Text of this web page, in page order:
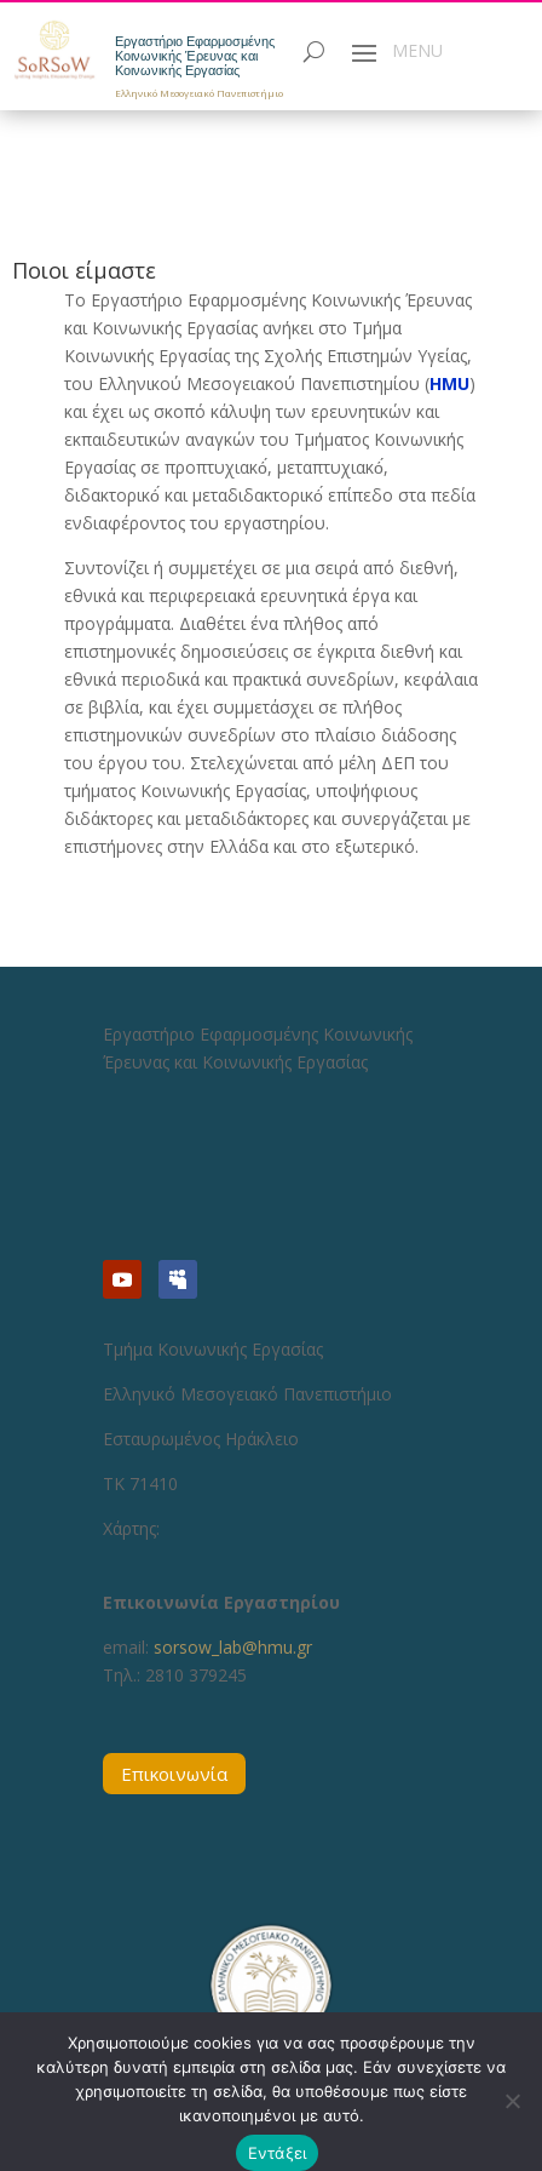
Εργαστήριο Εφαρμοσμένης
Κοινωνικής Έρευνας και
Κοινωνικής Εργασίας
Ελληνικό Μεσογειακό Πανεπιστήμιο
Ποιοι είμαστε
Το Εργαστήριο Εφαρμοσμένης Κοινωνικής Έρευνας
και Κοινωνικής Εργασίας ανήκει στο Τμήμα
Κοινωνικής Εργασίας της Σχολής Επιστημών Υγείας,
του Ελληνικού Μεσογειακού Πανεπιστημίου (HMU)
και έχει ως σκοπό κάλυψη των ερευνητικών και
εκπαιδευτικών αναγκών του Τμήματος Κοινωνικής
Εργασίας σε προπτυχιακό́, μεταπτυχιακό́,
διδακτορικό́ και μεταδιδακτορικό́ επίπεδο στα πεδία
ενδιαφέροντος του εργαστηρίου.
Συντονίζει ή συμμετέχει σε μια σειρά από διεθνή,
εθνικά και περιφερειακά ερευνητικά έργα και
προγράμματα. Διαθέτει ένα πλήθος από
επιστημονικές δημοσιεύσεις σε έγκριτα διεθνή και
εθνικά περιοδικά και πρακτικά συνεδρίων, κεφάλαια
σε βιβλία, και έχει συμμετάσχει σε πλήθος
επιστημονικών συνεδρίων στο πλαίσιο διάδοσης
του έργου του. Στελεχώνεται από μέλη ΔΕΠ του
τμήματος Κοινωνικής Εργασίας, υποψήφιους
διδάκτορες και μεταδιδάκτορες και συνεργάζεται με
επιστήμονες στην Ελλάδα και στο εξωτερικό.
Εργαστήριο Εφαρμοσμένης Κοινωνικής
Έρευνας και Κοινωνικής Εργασίας
Τμήμα Κοινωνικής Εργασίας
Ελληνικό Μεσογειακό Πανεπιστήμιο
Εσταυρωμένος Ηράκλειο
ΤΚ 71410
Χάρτης:
Επικοινωνία Εργαστηρίου
email: sorsow_lab@hmu.gr
Τηλ.: 2810 379245
Επικοινωνία
Copyright © 2020, ΕΛΜΕΠΑ Τμήμα Υποστήριξης
Εκπαιδευτικών Διαδικασιών - Δ/νση Πληροφορικής
Χρησιμοποιούμε cookies για να σας προσφέρουμε την
καλύτερη δυνατή εμπειρία στη σελίδα μας. Εάν συνεχίσετε να
χρησιμοποιείτε τη σελίδα, θα υποθέσουμε πως είστε
ικανοποιημένοι με αυτό.
Εντάξει